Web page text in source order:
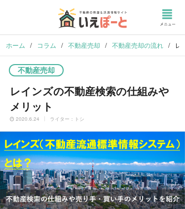
ホーム / コラム / 不動産売却 / 不動産売却の流れ / レ
不動産売却
レインズの不動産検索の仕組みや
メリット
2020.6.24 ライター：トシ